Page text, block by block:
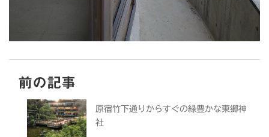
前の記事
原宿竹下通りからすぐの緑豊かな東郷神
社